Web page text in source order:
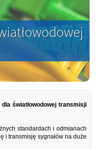
światłowodowej transmisji
standardach i odmianach
i transmisję sygnałów na duże